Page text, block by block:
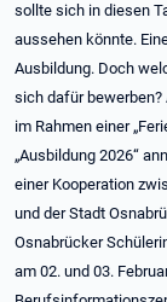
sollte sich in diesen
aussehen könnte.
Ausbildung. Doch
sich dafür
im Rahmen einer
„Ausbildung 2026“
einer Kooperation
und der Stadt
Osnabrücker
am 02. und 03.